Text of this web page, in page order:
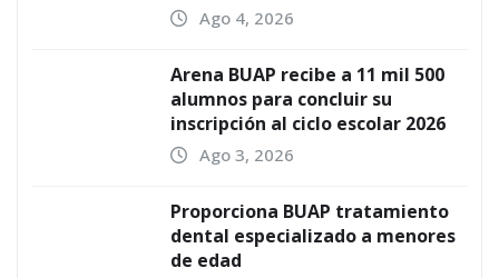
Ago 4, 2026
Arena BUAP recibe a 11 mil 500
alumnos para concluir su
inscripción al ciclo escolar 2026
Ago 3, 2026
Proporciona BUAP tratamiento
dental especializado a menores
de edad